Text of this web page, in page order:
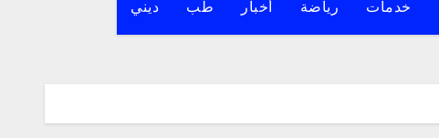
خدمات رياضة أخبار طب ديني